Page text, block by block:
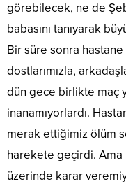
görebilecek, ne de
babasını tanıyarak
Bir süre sonra
dostlarımızla,
dün gece birlikte maç
inanamıyorlardı.
merak ettiğimiz ölüm
harekete geçirdi.
üzerinde karar